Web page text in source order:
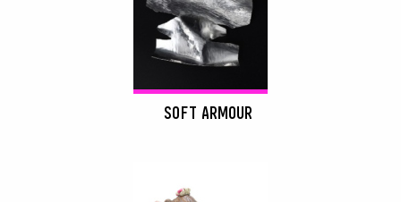
SOFT ARMOUR